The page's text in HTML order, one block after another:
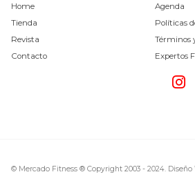
Home
Tienda
Revista
Contacto
Agenda
Políticas
Términos
Expertos
© Mercado Fitness ® Copyright 2003 - 2024. Diseño